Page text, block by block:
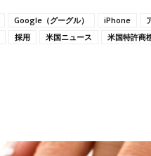
Google（グーグル） iPhone
採用 米国ニュース 米国特許商